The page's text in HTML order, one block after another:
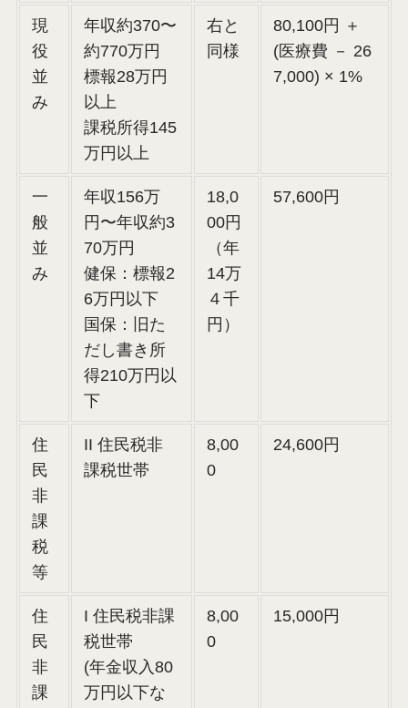
現
役
並
み
年収約370〜
約770万円
標報28万円
以上
課税所得145
万円以上
右と
同様
80,100円 ＋
(医療費 － 26
7,000) × 1%
一
般
並
み
年収156万
円〜年収約3
70万円
健保：標報2
6万円以下
国保：旧た
だし書き所
得210万円以
下
18,0
00円
（年
14万
４千
円）
57,600円
住
民
非
課
税
等
II 住民税非
課税世帯
8,00
0
24,600円
住
民
非
課
I 住民税非課
税世帯
(年金収入80
万円以下な
8,00
0
15,000円